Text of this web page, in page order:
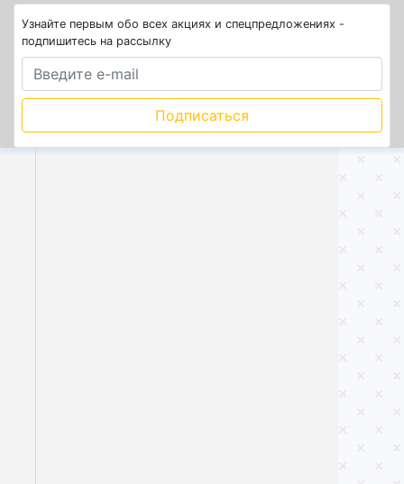
Узнайте первым обо всех акциях и спецпредложениях -
подпишитесь на рассылку